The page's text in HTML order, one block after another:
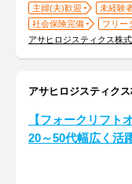
主婦(夫)歓迎 未経験
社会保険完備
フリー
アサヒロジスティクス株
アサヒロジスティク
【フォークリフト
20～50代幅広く活